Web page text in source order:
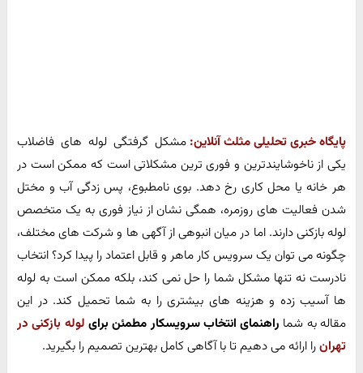
پایگاه خبری تحلیلی مثلث آنلاین: مشکل گرفتگی لوله های فاضلاب
یکی از ناخوشایندترین و فوری ترین مشکلاتی است که ممکن است در
هر خانه یا محل کاری رخ دهد. بوی نامطبوع، پس زدگی آب و مختل
شدن فعالیت های روزمره، همگی نشان از نیاز فوری به یک متخصص
لوله بازکنی دارند. اما در میان انبوهی از آگهی ها و شرکت های مختلف،
چگونه می توان یک سرویس کار ماهر و قابل اعتماد را پیدا کرد؟ انتخاب
نادرست نه تنها مشکل شما را حل نمی کند، بلکه ممکن است به لوله
ها آسیب زده و هزینه های بیشتری را به شما تحمیل کند. در این
مقاله به شما راهنمای انتخاب سرویسکار مطمئن برای لوله بازکنی در
تهرانرا ارائه می دهیم تا با آگاهی کامل بهترین تصمیم را بگیرید.